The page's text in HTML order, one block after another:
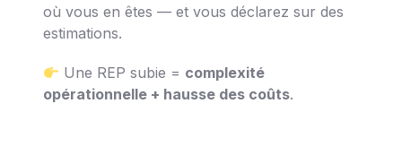
où vous en êtes — et vous déclarez sur des
estimations.
Une REP subie = complexité
opérationnelle + hausse des coûts.